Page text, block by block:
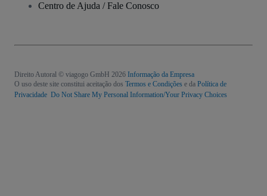
Centro de Ajuda / Fale Conosco
Direito Autoral © viagogo GmbH 2026 Informação da Empresa
O uso deste site constitui aceitação dos Termos e Condições e da Política de
Privacidade Do Not Share My Personal Information/Your Privacy Choices